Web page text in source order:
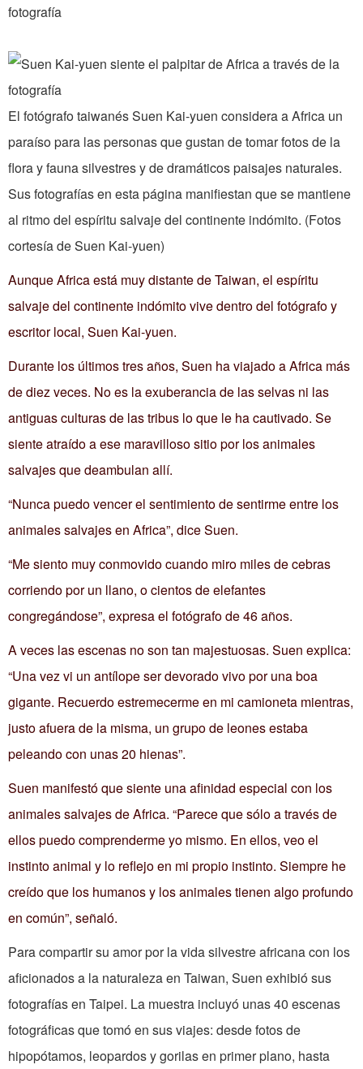
El fotógrafo taiwanés Suen Kai-yuen considera a Africa un
paraíso para las personas que gustan de tomar fotos de la
flora y fauna silvestres y de dramáticos paisajes naturales.
Sus fotografías en esta página manifiestan que se mantiene
al ritmo del espíritu salvaje del continente indómito. (Fotos
cortesía de Suen Kai-yuen)
Aunque Africa está muy distante de Taiwan, el espíritu
salvaje del continente indómito vive dentro del fotógrafo y
escritor local, Suen Kai-yuen.
Durante los últimos tres años, Suen ha viajado a Africa más
de diez veces. No es la exuberancia de las selvas ni las
antiguas culturas de las tribus lo que le ha cautivado. Se
siente atraído a ese maravilloso sitio por los animales
salvajes que deambulan allí.
“Nunca puedo vencer el sentimiento de sentirme entre los
animales salvajes en Africa”, dice Suen.
“Me siento muy conmovido cuando miro miles de cebras
corriendo por un llano, o cientos de elefantes
congregándose”, expresa el fotógrafo de 46 años.
A veces las escenas no son tan majestuosas. Suen explica:
“Una vez vi un antílope ser devorado vivo por una boa
gigante. Recuerdo estremecerme en mi camioneta mientras,
justo afuera de la misma, un grupo de leones estaba
peleando con unas 20 hienas”.
Suen manifestó que siente una afinidad especial con los
animales salvajes de Africa. “Parece que sólo a través de
ellos puedo comprenderme yo mismo. En ellos, veo el
instinto animal y lo reflejo en mi propio instinto. Siempre he
creído que los humanos y los animales tienen algo profundo
en común”, señaló.
Para compartir su amor por la vida silvestre africana con los
aficionados a la naturaleza en Taiwan, Suen exhibió sus
fotografías en Taipei. La muestra incluyó unas 40 escenas
fotográficas que tomó en sus viajes: desde fotos de
hipopótamos, leopardos y gorilas en primer plano, hasta